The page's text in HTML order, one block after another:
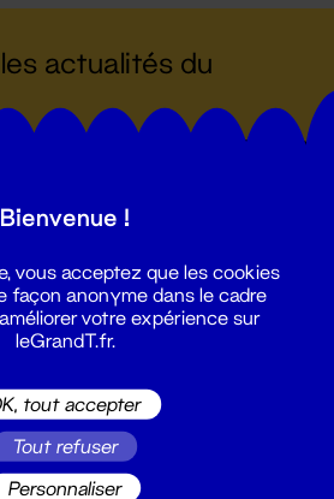
actualités du
Bienvenue !
vous acceptez que les cookies
façon anonyme dans le cadre
votre expérience sur
leGrandT.fr.
tout accepter
Tout refuser
Personnaliser